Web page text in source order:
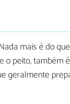
mais é do que
o peito, também
geralmente